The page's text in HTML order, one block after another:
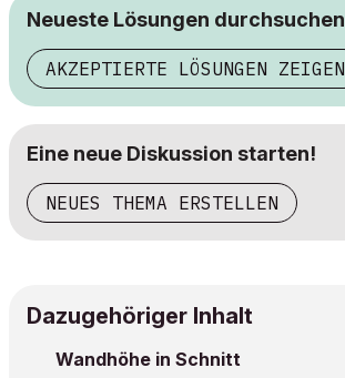
Neueste Lösungen durchsuchen
AKZEPTIERTE LÖSUNGEN ZEIGEN
Eine neue Diskussion starten!
NEUES THEMA ERSTELLEN
Dazugehöriger Inhalt
Wandhöhe in Schnitt